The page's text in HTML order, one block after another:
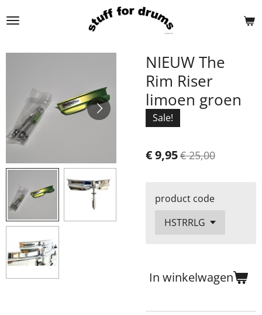
direct
de
NIEUW The
Rim Riser
limoen groen
Sale!
€ 9,95€ 25,00
product code
In winkelwagen